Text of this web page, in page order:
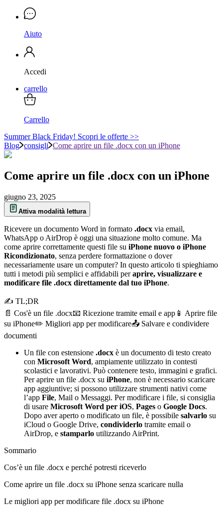
Aiuto
Accedi
carrello
Carrello
Summer Black Friday! Scopri le offerte >>
Blog consigli Come aprire un file .docx con un iPhone
Come aprire un file .docx con un iPhone
giugno 23, 2025
Attiva modalità lettura
Ricevere un documento Word in formato .docx via email,
WhatsApp o AirDrop è oggi una situazione molto comune. Ma
come aprire correttamente questi file su iPhone nuovo o iPhone
Ricondizionato, senza perdere formattazione o dover
necessariamente usare un computer? In questo articolo ti spieghiamo
tutti i metodi più semplici e affidabili peraprire, visualizzare e
modificare file .docx direttamente dal tuo iPhone.
✍ TL;DR
📄 Cos'è un file .docx📧 Ricezione tramite email e app 📱 Aprire file
su iPhone✏️ Migliori app per modificare📤 Salvare e condividere
documenti
Un file con estensione .docx è un documento di testo creato
con Microsoft Word, ampiamente utilizzato in contesti
scolastici e lavorativi. Può contenere testo, immagini e grafici.
Per aprire un file .docx su iPhone, non è necessario scaricare
app aggiuntive; si possono utilizzare strumenti nativi come
l’app File, Mail o Messaggi. Per modificare i file, si consiglia
di usare Microsoft Word per iOS, Pages o Google Docs.
Dopo aver aperto o modificato un file, è possibile salvarlo su
iCloud o Google Drive, condividerlo tramite email o
AirDrop, e stamparlo utilizzando AirPrint.
Sommario
Cos’è un file .docx e perché potresti riceverlo
Come aprire un file .docx su iPhone senza scaricare nulla
Le migliori app per modificare file .docx su iPhone